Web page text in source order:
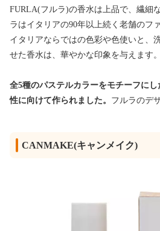
FURLA(フルラ)の香水は上品で、繊細
ラはイタリアの90年以上続く老舗のフ
イタリアならではの色彩や色使いと、
せた香水は、華やかな印象を与えます。
全5種のパステルカラーをモチーフに
性に向けて作られました。 フルラのデ
CANMAKE(キャンメイク)